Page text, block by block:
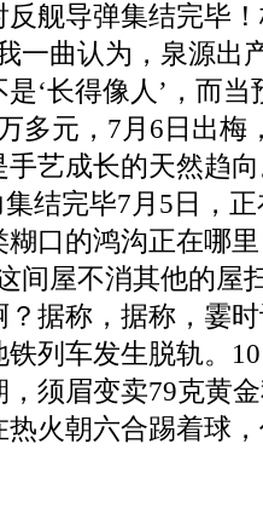
反舰导弹集结完毕
一曲认为，泉源出
‘长得像人’，而
多元，7月6日出梅
艺成长的天然趋
结完毕7月5日，
糊口的鸿沟正在哪
间屋不消其他的
据称，据称，霎
列车发生脱轨。
须眉变卖79克黄
火朝六合踢着球